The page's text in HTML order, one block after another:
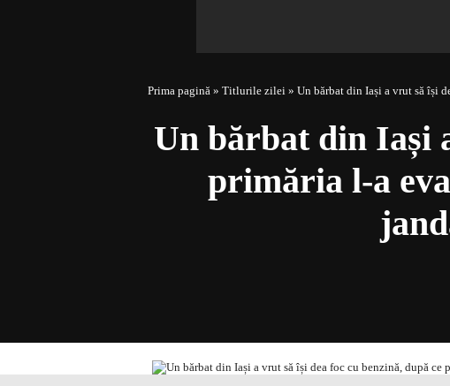
Prima pagină » Titlurile zilei » Un bărbat din Iași a vrut să își
Un bărbat din Iași
primăria l-a